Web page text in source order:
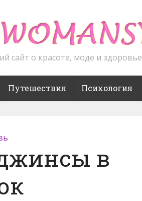
сайт о красоте, моде и здоровье
Путешествия Психология
в